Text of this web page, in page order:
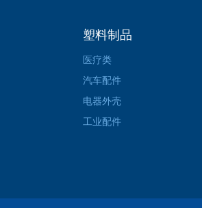
塑料制品
医疗类
汽车配件
电器外壳
工业配件